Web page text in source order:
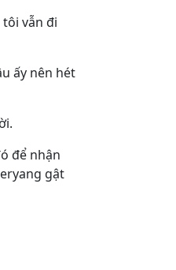
vẫn đi
ấy nên hét
để nhận
gật